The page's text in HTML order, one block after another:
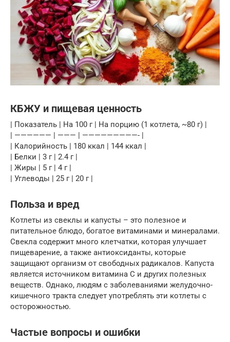
КБЖУ и пищевая ценность
| Показатель | На 100 г | На порцию (1 котлета, ~80 г) |
| —————— | ——— | —————————- |
| Калорийность | 180 ккал | 144 ккал |
| Белки | 3 г | 2.4 г |
| Жиры | 5 г | 4 г |
| Углеводы | 25 г | 20 г |
Польза и вред
Котлеты из свеклы и капусты – это полезное и
питательное блюдо, богатое витаминами и минералами.
Свекла содержит много клетчатки, которая улучшает
пищеварение, а также антиоксиданты, которые
защищают организм от свободных радикалов. Капуста
является источником витамина C и других полезных
веществ. Однако, людям с заболеваниями желудочно-
кишечного тракта следует употреблять эти котлеты с
осторожностью.
Частые вопросы и ошибки